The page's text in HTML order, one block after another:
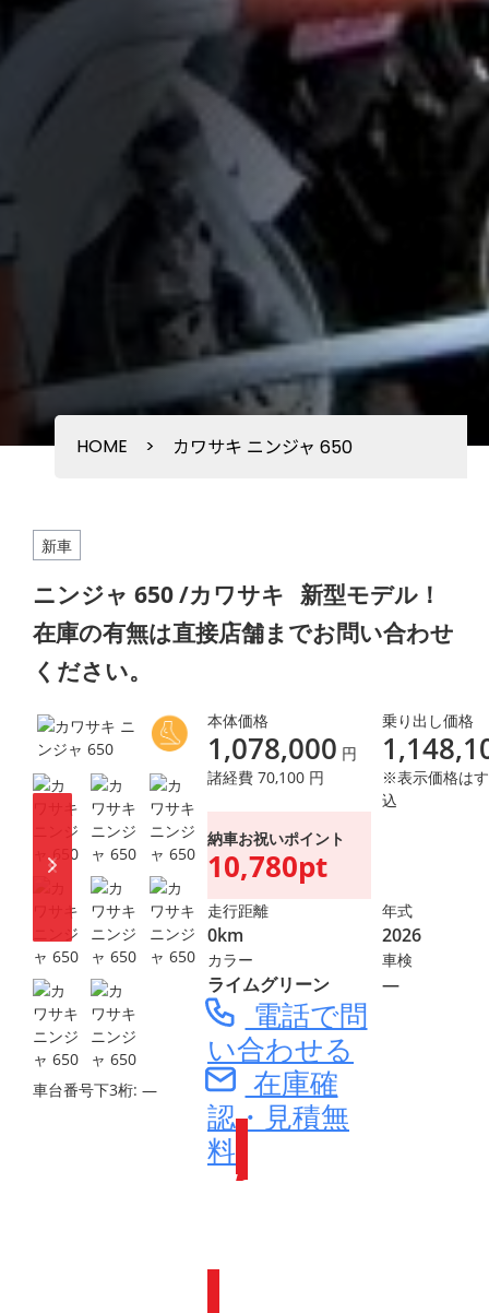
HOME > カワサキ ニンジャ 650
新車
ニンジャ 650 /カワサキ 新型モデル！
在庫の有無は直接店舗までお問い合わせ
ください。
車台番号下3桁: ―
本体価格
1,078,000 円
乗り出し価格
諸経費 70,100 円
※表示価格は
込
納車お祝いポイント
10,780pt
走行距離
0km
年式
2026
カラー
ライムグリーン
車検
―
電話で問
い合わせる
在庫確
認・見積無
料
Webike会員
もらえます